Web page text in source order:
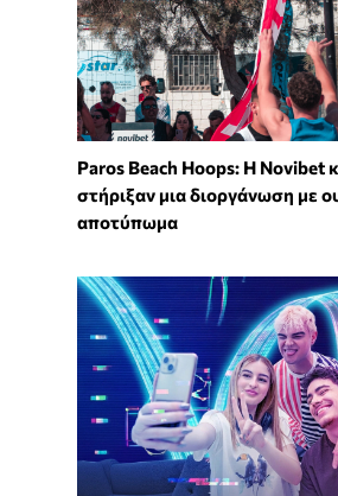
Paros Beach Hoops: Η Novibet
στήριξαν μια διοργάνωση με
αποτύπωμα